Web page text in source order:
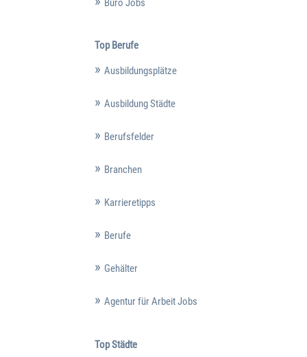
Büro Jobs
Top Berufe
Ausbildungsplätze
Ausbildung Städte
Berufsfelder
Branchen
Karrieretipps
Berufe
Gehälter
Agentur für Arbeit Jobs
Top Städte